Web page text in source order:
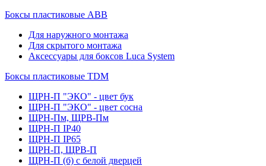
Боксы пластиковые ABB
Для наружного монтажа
Для скрытого монтажа
Аксессуары для боксов Luca System
Боксы пластиковые TDM
ЩРН-П "ЭКО" - цвет бук
ЩРН-П "ЭКО" - цвет сосна
ЩРН-Пм, ЩРВ-Пм
ЩРН-П IP40
ЩРН-П IP65
ЩРН-П, ЩРВ-П
ЩРН-П (б) с белой дверцей